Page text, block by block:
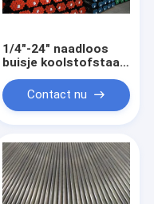
1/4"-24" naadloos
buisje koolstofstaal
naadloos buisje
Contact nu